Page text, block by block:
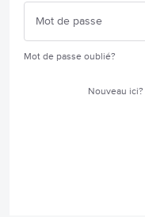
Mot de passe oublié?
Nouveau ici?